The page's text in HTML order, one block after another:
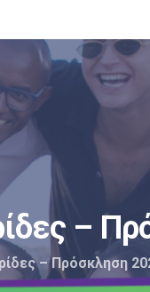
–
– Πρόσκληση